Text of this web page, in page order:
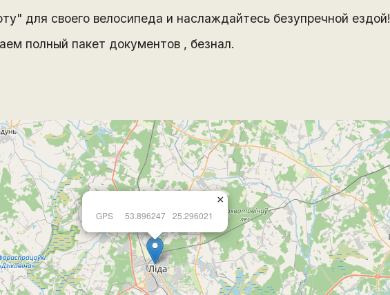
для своего велосипеда и наслаждайтесь безупречной ездой!
полный пакет документов , безнал.
GPS 53.896247 25.296021
×